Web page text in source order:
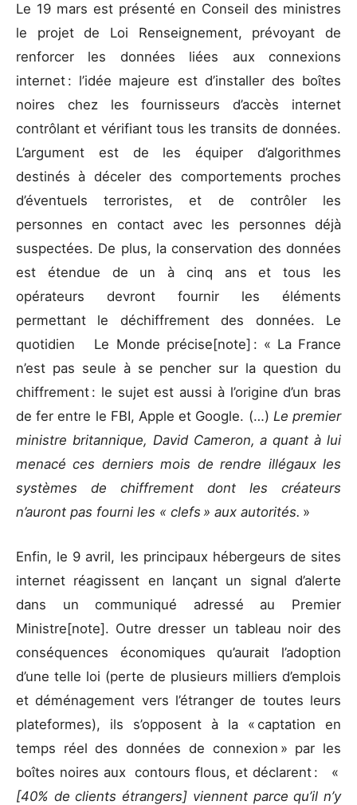
Le 19 mars est présenté en Conseil des ministres
le projet de Loi Renseignement, prévoyant de
renforcer les données liées aux connexions
internet : l’idée majeure est d’installer des boîtes
noires chez les fournisseurs d’accès internet
contrôlant et vérifiant tous les transits de données.
L’argument est de les équiper d’algorithmes
destinés à déceler des comportements proches
d’éventuels terroristes, et de contrôler les
personnes en contact avec les personnes déjà
suspectées. De plus, la conservation des données
est étendue de un à cinq ans et tous les
opérateurs devront fournir les éléments
permettant le déchiffrement des données. Le
quotidien Le Monde précise[note] : « La France
n’est pas seule à se pencher sur la question du
chiffrement : le sujet est aussi à l’origine d’un bras
de fer entre le FBI, Apple et Google. (…) Le premier
ministre britannique, David Cameron, a quant à lui
menacé ces derniers mois de rendre illégaux les
systèmes de chiffrement dont les créateurs
n’auront pas fourni les « clefs » aux autorités. »
Enfin, le 9 avril, les principaux hébergeurs de sites
internet réagissent en lançant un signal d’alerte
dans un communiqué adressé au Premier
Ministre[note]. Outre dresser un tableau noir des
conséquences économiques qu’aurait l’adoption
d’une telle loi (perte de plusieurs milliers d’emplois
et déménagement vers l’étranger de toutes leurs
plateformes), ils s’opposent à la « captation en
temps réel des données de connexion » par les
boîtes noires aux contours flous, et déclarent : «
[40% de clients étrangers] viennent parce qu’il n’y